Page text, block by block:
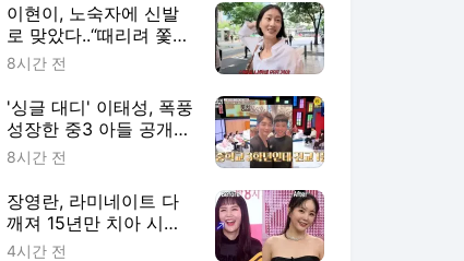
이현이, 노숙자에 신발
로 맞았다..“때리려 쫓아
와 도망”
8시간 전
'싱글 대디' 이태성, 폭풍
성장한 중3 아들 공개
"전교 1등 놓친 적 없어"
8시간 전
장영란, 라미네이트 다
깨져 15년만 치아 시술
"전현무에게 소개 받아"
4시간 전